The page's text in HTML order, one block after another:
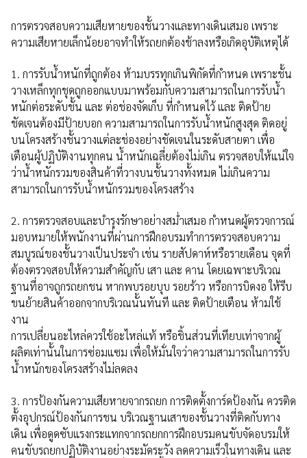
การตรวจสอบความเสียหายของชั้นวางและทางเดินเสมอ เพราะ
ความเสียหายเล็กน้อยอาจทำให้รถยกต้องช้าลงหรือเกิดอุบัติเหตุได้
1. การรับน้ำหนักที่ถูกต้อง ห้ามบรรทุกเกินพิกัดที่กำหนด เพราะชั้น
วางเหล็กทุกชุดถูกออกแบบมาพร้อมกับความสามารถในการรับน้ำ
หนักต่อระดับชั้น และ ต่อช่องจัดเก็บ ที่กำหนดไว้ และ ติดป้าย
ชัดเจนต้องมีป้ายบอก ความสามารถในการรับน้ำหนักสูงสุด ติดอยู่
บนโครงสร้างชั้นวางแต่ละช่องอย่างชัดเจนในระดับสายตา เพื่อ
เตือนผู้ปฏิบัติงานทุกคน น้ำหนักเฉลี่ยต้องไม่เกิน ตรวจสอบให้แน่ใจ
ว่าน้ำหนักรวมของสินค้าที่วางบนชั้นวางทั้งหมด ไม่เกินความ
สามารถในการรับน้ำหนักรวมของโครงสร้าง
2. การตรวจสอบและบำรุงรักษาอย่างสม่ำเสมอ กำหนดผู้ตรวจการณ์
มอบหมายให้พนักงานที่ผ่านการฝึกอบรมทำการตรวจสอบความ
สมบูรณ์ของชั้นวางเป็นประจำ เช่น รายสัปดาห์หรือรายเดือน จุดที่
ต้องตรวจสอบให้ความสำคัญกับ เสา และ คาน โดยเฉพาะบริเวณ
ฐานที่อาจถูกรถยกชน หากพบรอยบุบ รอยร้าว หรือการบิดงอ ให้รีบ
ขนย้ายสินค้าออกจากบริเวณนั้นทันที และ ติดป้ายเตือน ห้ามใช้
งาน
การเปลี่ยนอะไหล่ควรใช้อะไหล่แท้ หรือชิ้นส่วนที่เทียบเท่าจากผู้
ผลิตเท่านั้นในการซ่อมแซม เพื่อให้มั่นใจว่าความสามารถในการรับ
น้ำหนักของโครงสร้างไม่ลดลง
3. การป้องกันความเสียหายจากรถยก การติดตั้งการ์ดป้องกัน ควรติด
ตั้งอุปกรณ์ป้องกันการชน บริเวณฐานเสาของชั้นวางที่ติดกับทาง
เดิน เพื่อดูดซับแรงกระแทกจากรถยกการฝึกอบรมคนขับจัดอบรมให้
คนขับรถยกปฏิบัติงานอย่างระมัดระวัง ลดความเร็วในทางเดิน และ